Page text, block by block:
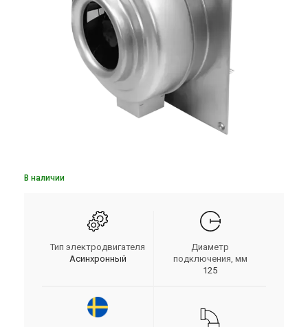
В наличии
Тип электродвигателя
Асинхронный
Диаметр
подключения, мм
125